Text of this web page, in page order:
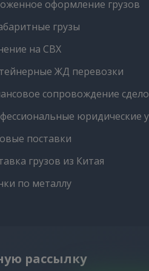
оформление грузов
грузы
на СВХ
ЖД перевозки
сопровождение
юридические
поставки
грузов из Китая
по металлу
рассылку